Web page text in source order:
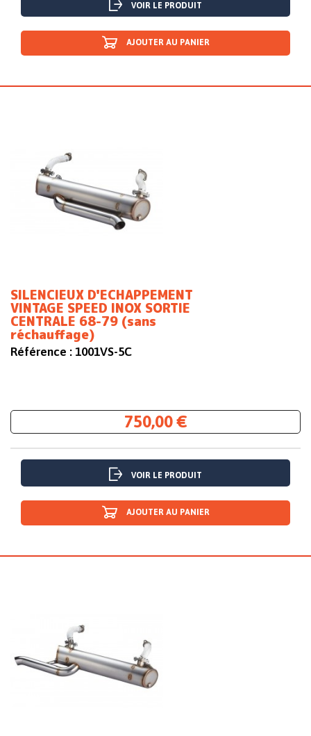
VOIR LE PRODUIT
AJOUTER AU PANIER
SILENCIEUX D'ECHAPPEMENT
VINTAGE SPEED INOX SORTIE
CENTRALE 68-79 (sans
réchauffage)
Référence : 1001VS-5C
750,00 €
VOIR LE PRODUIT
AJOUTER AU PANIER